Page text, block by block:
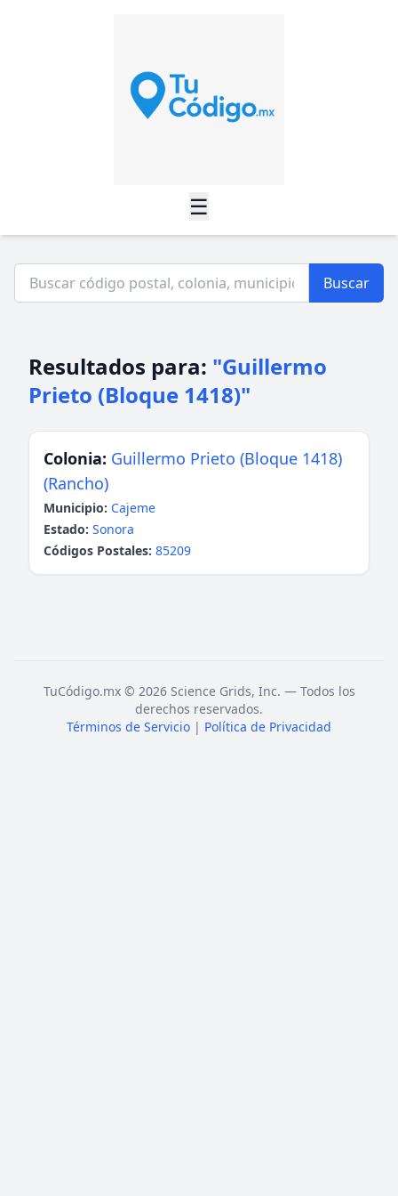
☰
Buscar
Resultados para: "Guillermo
Prieto (Bloque 1418)"
Colonia: Guillermo Prieto (Bloque 1418)
(Rancho)
Municipio: Cajeme
Estado: Sonora
Códigos Postales: 85209
TuCódigo.mx © 2026 Science Grids, Inc. — Todos los
derechos reservados.
Términos de Servicio | Política de Privacidad